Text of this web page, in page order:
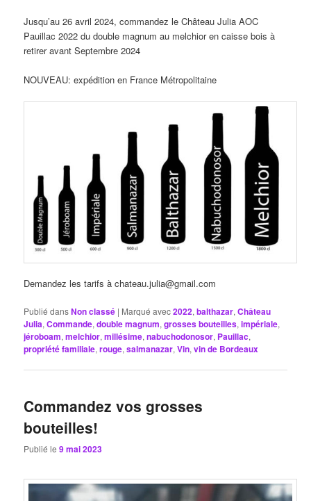
Jusqu’au 26 avril 2024, commandez le Château Julia AOC
Pauillac 2022 du double magnum au melchior en caisse bois à
retirer avant Septembre 2024
NOUVEAU: expédition en France Métropolitaine
Demandez les tarifs à chateau.julia@gmail.com
Publié dansNon classé | Marqué avec2022,balthazar,Château
Julia,Commande,double magnum,grosses bouteilles,impériale,
jéroboam,melchior,millésime,nabuchodonosor, Pauillac,
propriété familiale,rouge,salmanazar,Vin,vin de Bordeaux
Commandez vos grosses
bouteilles!
Publié le9 mai 2023